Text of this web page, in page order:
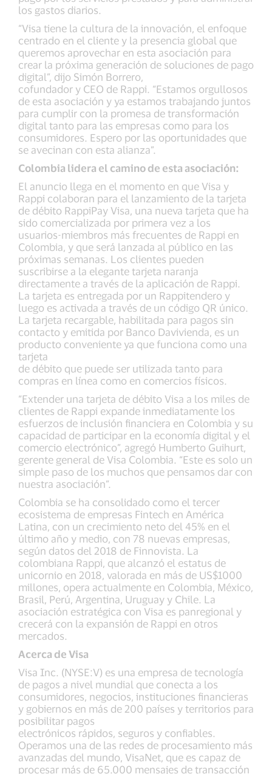
los gastos diarios.
“Visa tiene la cultura de la innovación, el enfoque
centrado en el cliente y la presencia global que
queremos aprovechar en esta asociación para
crear la próxima generación de soluciones de pago
digital”, dijo Simón Borrero,
cofundador y CEO de Rappi. “Estamos orgullosos
de esta asociación y ya estamos trabajando juntos
para cumplir con la promesa de transformación
digital tanto para las empresas como para los
consumidores. Espero por las oportunidades que
se avecinan con esta alianza”.
Colombia lidera el camino de esta asociación:
El anuncio llega en el momento en que Visa y
Rappi colaboran para el lanzamiento de la tarjeta
de débito RappiPay Visa, una nueva tarjeta que ha
sido comercializada por primera vez a los
usuarios-miembros más frecuentes de Rappi en
Colombia, y que será lanzada al público en las
próximas semanas. Los clientes pueden
suscribirse a la elegante tarjeta naranja
directamente a través de la aplicación de Rappi.
La tarjeta es entregada por un Rappitendero y
luego es activada a través de un código QR único.
La tarjeta recargable, habilitada para pagos sin
contacto y emitida por Banco Davivienda, es un
producto conveniente ya que funciona como una
tarjeta
de débito que puede ser utilizada tanto para
compras en línea como en comercios físicos.
“Extender una tarjeta de débito Visa a los miles de
clientes de Rappi expande inmediatamente los
esfuerzos de inclusión financiera en Colombia y su
capacidad de participar en la economía digital y el
comercio electrónico”, agregó Humberto Guihurt,
gerente general de Visa Colombia. “Este es solo un
simple paso de los muchos que pensamos dar con
nuestra asociación”.
Colombia se ha consolidado como el tercer
ecosistema de empresas Fintech en América
Latina, con un crecimiento neto del 45% en el
último año y medio, con 78 nuevas empresas,
según datos del 2018 de Finnovista. La
colombiana Rappi, que alcanzó el estatus de
unicornio en 2018, valorada en más de US$1000
millones, opera actualmente en Colombia, México,
Brasil, Perú, Argentina, Uruguay y Chile. La
asociación estratégica con Visa es panregional y
crecerá con la expansión de Rappi en otros
mercados.
Acerca de Visa
Visa Inc. (NYSE:V) es una empresa de tecnología
de pagos a nivel mundial que conecta a los
consumidores, negocios, instituciones financieras
y gobiernos en más de 200 países y territorios para
posibilitar pagos
electrónicos rápidos, seguros y confiables.
Operamos una de las redes de procesamiento más
avanzadas del mundo, VisaNet, que es capaz de
procesar más de 65.000 mensajes de transacción